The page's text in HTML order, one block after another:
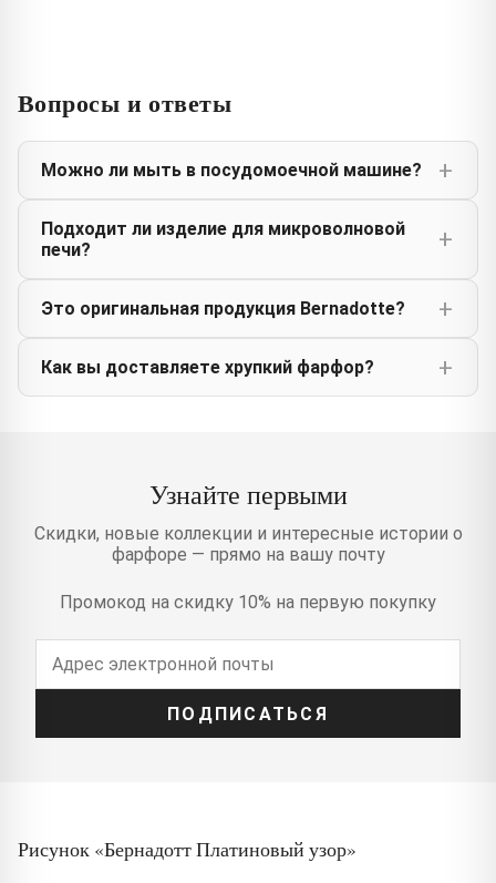
Вопросы и ответы
Можно ли мыть в посудомоечной машине?
Подходит ли изделие для микроволновой
печи?
Это оригинальная продукция Bernadotte?
Как вы доставляете хрупкий фарфор?
Узнайте первыми
Скидки, новые коллекции и интересные истории о
фарфоре — прямо на вашу почту
Промокод на скидку 10% на первую покупку
ПОДПИСАТЬСЯ
Рисунок «Бернадотт Платиновый узор»